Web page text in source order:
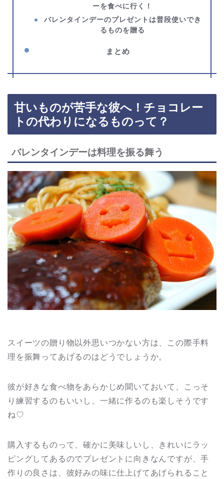
ーを食べに行く！
バレンタインデーのプレゼントは普段使いでき
るものを贈る
まとめ
甘いものが苦手な彼へ！チョコレー
トの代わりになるものって？
バレンタインデーは料理を振る舞う
スイーツの贈り物以外思いつかない方は、この際手料
理を振舞ってあげるのはどうでしょうか。
彼が好きな食べ物をあらかじめ聞いておいて、こっそ
り練習するのもいいし、一緒に作るのも楽しそうです
ね♡
購入するものって、確かに美味しいし、きれいにラッ
ピングしてあるのでプレゼントに向きなんですが、手
作りの良さは、彼好みの味に仕上げてあげられること